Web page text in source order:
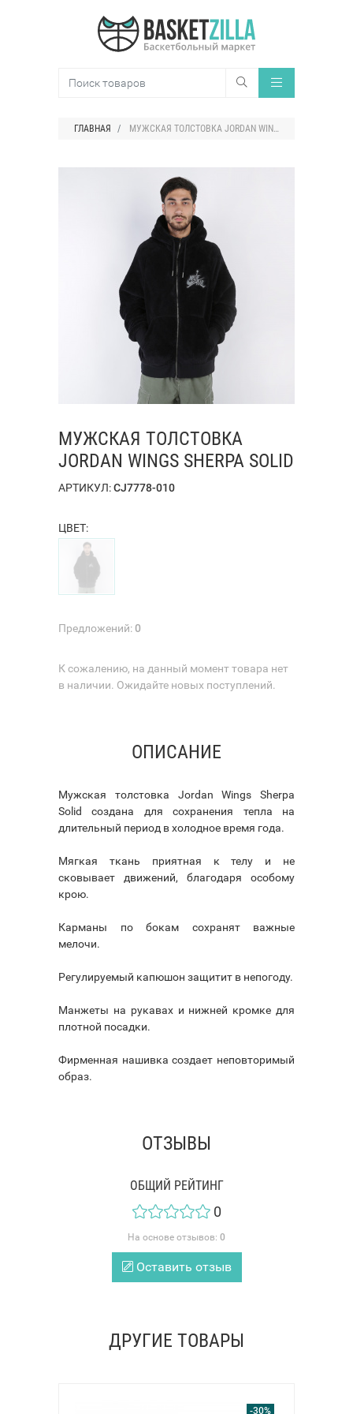
ГЛАВНАЯ МУЖСКАЯ ТОЛСТОВКА JORDAN WINGS SHERPA SOLID
МУЖСКАЯ ТОЛСТОВКА
JORDAN WINGS SHERPA SOLID
АРТИКУЛ:CJ7778-010
ЦВЕТ:
Предложений:0
К сожалению, на данный момент товара нет
в наличии. Ожидайте новых поступлений.
ОПИСАНИЕ
Мужская толстовка Jordan Wings Sherpa
Solid создана для сохранения тепла на
длительный период в холодное время года.
Мягкая ткань приятная к телу и не
сковывает движений, благодаря особому
крою.
Карманы по бокам сохранят важные
мелочи.
Регулируемый капюшон защитит в непогоду.
Манжеты на рукавах и нижней кромке для
плотной посадки.
Фирменная нашивка создает неповторимый
образ.
ОТЗЫВЫ
ОБЩИЙ РЕЙТИНГ
0
На основе отзывов: 0
Оставить отзыв
ДРУГИЕ ТОВАРЫ
-30%